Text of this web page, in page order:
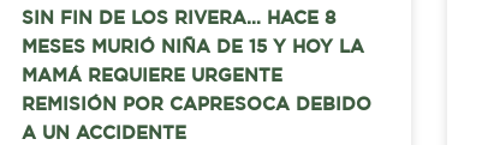
SIN FIN DE LOS RIVERA… HACE 8
MESES MURIÓ NIÑA DE 15 Y HOY LA
MAMÁ REQUIERE URGENTE
REMISIÓN POR CAPRESOCA DEBIDO
A UN ACCIDENTE